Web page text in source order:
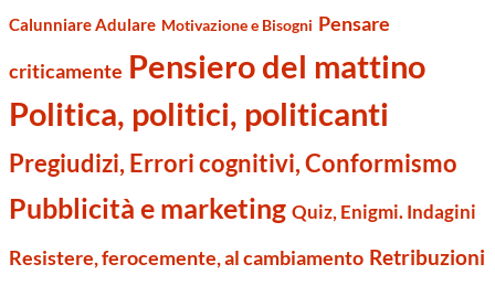
Calunniare Adulare Motivazione e Bisogni Pensare
criticamente Pensiero del mattino
Politica, politici, politicanti
Pregiudizi, Errori cognitivi, Conformismo
Pubblicità e marketing Quiz, Enigmi. Indagini
Resistere, ferocemente, al cambiamento Retribuzioni